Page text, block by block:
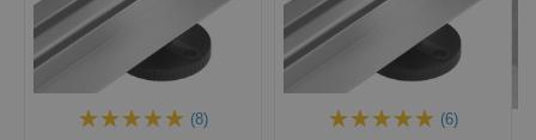
(8) (6)